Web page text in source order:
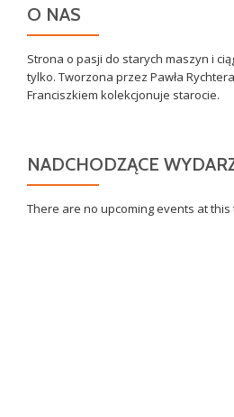
O NAS
Strona o pasji do starych maszyn i
tylko. Tworzona przez Pawła
Franciszkiem kolekcjonuje starocie.
NADCHODZĄCE
There are no upcoming events at this